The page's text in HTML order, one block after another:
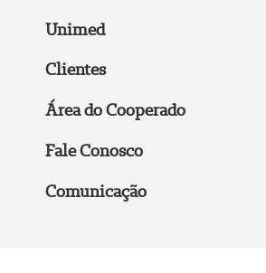
Unimed
Clientes
Área do Cooperado
Fale Conosco
Comunicação